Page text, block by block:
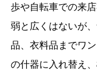
歩や自転車での来
弱と広くはないが
品、衣料品までワ
の什器に入れ替え